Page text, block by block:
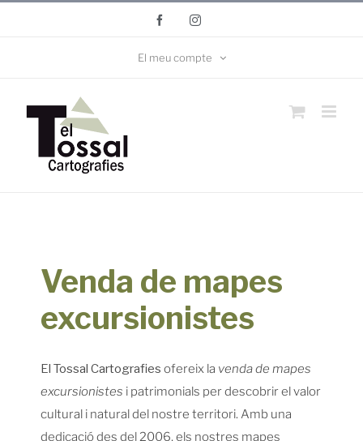
FacebookInstagram
El meu compte
Venda de mapes
excursionistes
El Tossal Cartografies ofereix la venda de mapes
excursionistes i patrimonials per descobrir el valor
cultural i natural del nostre territori. Amb una
dedicació des del 2006, els nostres mapes